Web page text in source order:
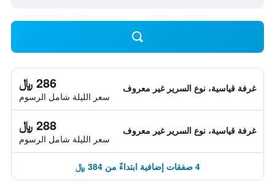
غرفة قياسية، نوع السرير غير معروف 286 ﷼
سعر الليلة شامل الرسوم
غرفة قياسية، نوع السرير غير معروف 288 ﷼
سعر الليلة شامل الرسوم
4 صفقات إضافية ابتداءً من 384 ﷼